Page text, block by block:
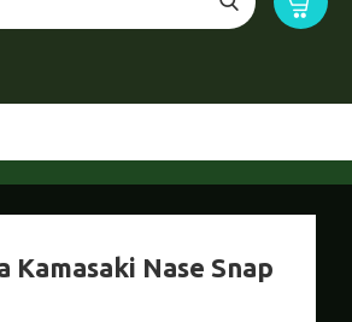
Kamasaki Nase Snap